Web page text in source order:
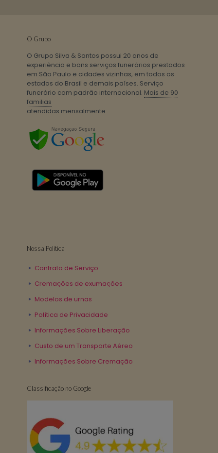
O Grupo
O Grupo Silva & Santos possui 20 anos de
experiência e bons serviços funerários prestados
em São Paulo e cidades vizinhas, em todos os
estados do Brasil e demais países. Serviço
funerário com padrão internacional. Mais de 90
familias
atendidas mensalmente.
Nossa Politica
Contrato de Serviço
Cremações de exumações
Modelos de urnas
Política de Privacidade
Informações Sobre Liberação
Custo de um Transporte Aéreo
Informações Sobre Cremação
Classificação no Google